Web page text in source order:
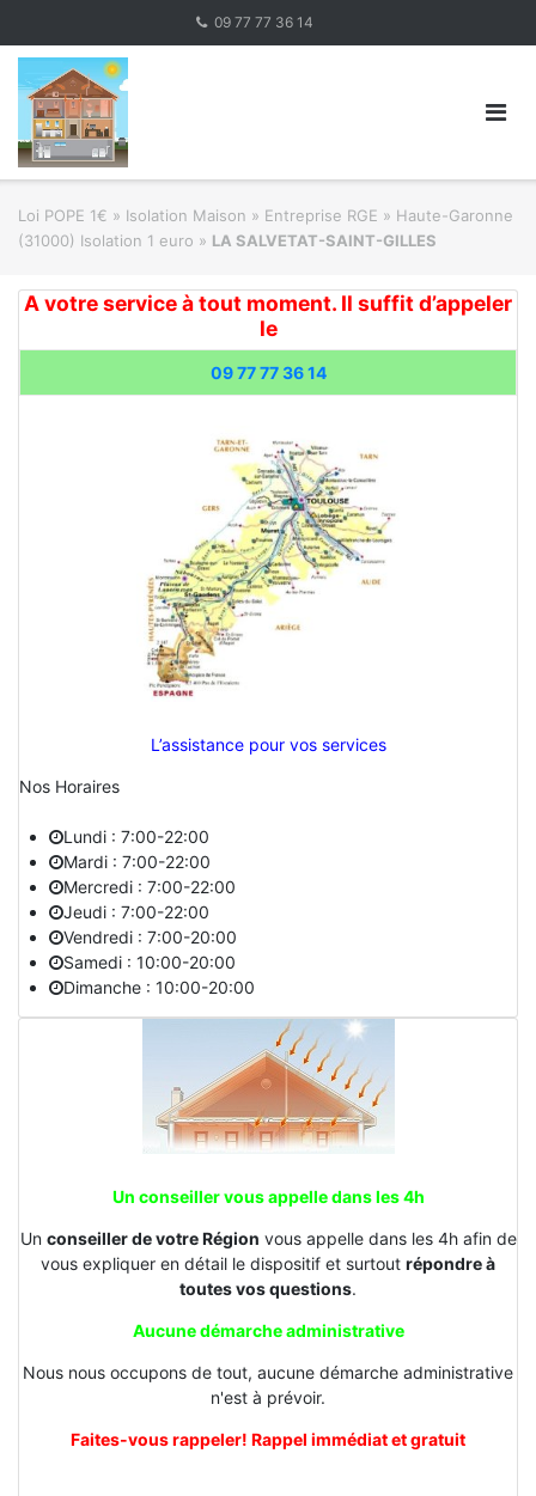
content
09 77 77 36 14
Loi POPE 1€ » Isolation Maison » Entreprise RGE » Haute-Garonne
(31000) Isolation 1 euro » LA SALVETAT-SAINT-GILLES
A votre service à tout moment. Il suffit d’appeler
le
09 77 77 36 14
L’assistance pour vos services
Nos Horaires
Lundi : 7:00-22:00
Mardi : 7:00-22:00
Mercredi : 7:00-22:00
Jeudi : 7:00-22:00
Vendredi : 7:00-20:00
Samedi : 10:00-20:00
Dimanche : 10:00-20:00
Un conseiller vous appelle dans les 4h
Un conseiller de votre Région vous appelle dans les 4h afin de
vous expliquer en détail le dispositif et surtout répondre à
toutes vos questions.
Aucune démarche administrative
Nous nous occupons de tout, aucune démarche administrative
n'est à prévoir.
Faites-vous rappeler! Rappel immédiat et gratuit